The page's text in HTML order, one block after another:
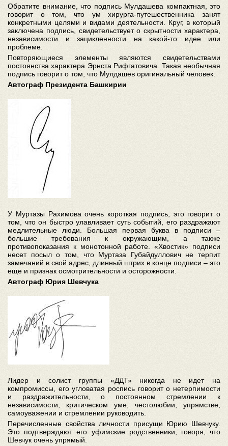
Обратите внимание, что подпись Мулдашева компактная, это
говорит о том, что ум хирурга-путешественника занят
конкретными целями и видами деятельности. Круг, в который
заключена подпись, свидетельствует о скрытности характера,
независимости и зацикленности на какой-то идее или
проблеме.
Повторяющиеся элементы являются свидетельствами
постоянства характера Эрнста Рифгатовича. Такая необычная
подпись говорит о том, что Мулдашев оригинальный человек.
Автограф Президента Башкирии
У Муртазы Рахимова очень короткая подпись, это говорит о
том, что он быстро улавливает суть событий, его раздражают
медлительные люди. Большая первая буква в подписи –
большие требования к окружающим, а также
противопоказания к монотонной работе. «Хвостик» подписи
несет посыл о том, что Муртаза Губайдуллович не терпит
замечаний в свой адрес, длинный штрих в конце подписи – это
еще и признак осмотрительности и осторожности.
Автограф Юрия Шевчука
Лидер и солист группы «ДДТ» никогда не идет на
компромиссы, его угловатая роспись говорит о нетерпимости
и раздражительности, о постоянном стремлении к
независимости, критическом уме, честолюбии, упрямстве,
самоуважении и стремлении руководить.
Перечисленные свойства личности присущи Юрию Шевчуку.
Это подтверждают его уфимские родственники, говоря, что
Шевчук очень упрямый.